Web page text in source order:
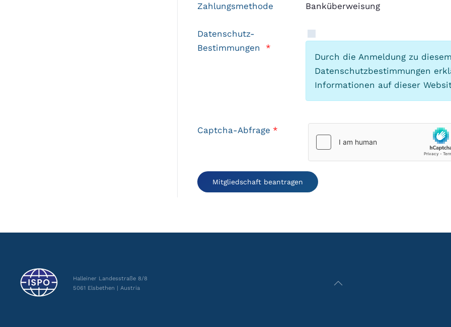
Zahlungsmethode Banküberweisung
Datenschutz-
Bestimmungen
*
Durch die Anmeldung zu
Datenschutzbestimmungen
Informationen auf dieser
Captcha-Abfrage *
Halleiner Landesstraße 8/8
5061 Elsbethen | Austria